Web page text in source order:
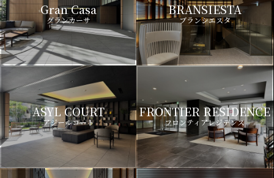
Gran Casa
グランカーサ
BRANSIESTA
ブランシエスタ
ASYL COURT
アジールコート
FRONTIER RESIDENCE
フロンティアレジデンス